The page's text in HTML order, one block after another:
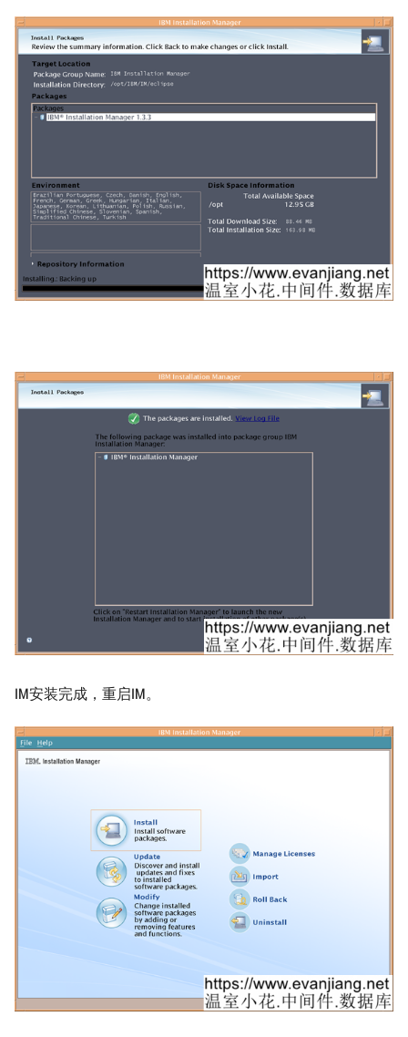
IM安装完成，重启IM。